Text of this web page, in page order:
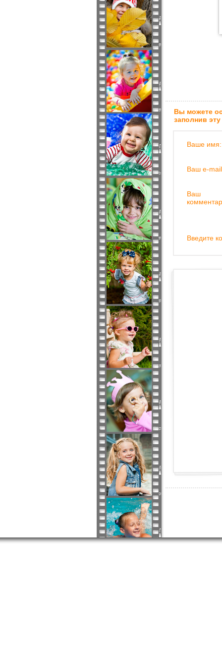
Вы можете
заполнив
Ваше имя:
Ваш e-
Ваш
Введите